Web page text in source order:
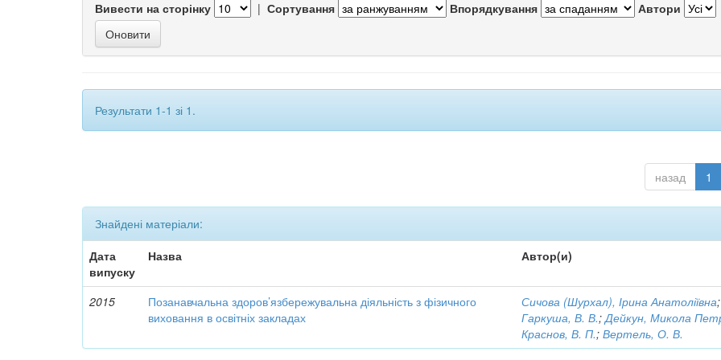
Вивести на сторінку | Сортування Впорядкування Автори
Результати 1-1 зі 1.
назад 1
Знайдені матеріали:
Дата
випуску
Назва Автор(и)
2015
Позанавчальна здоров’язбережувальна діяльність з фізичного
виховання в освітніх закладах
Сичова (Шурхал), Ірина Анатоліївна;
Гаркуша, В. В.;Дейкун, Микола
Краснов, В. П.;Вертель, О. В.